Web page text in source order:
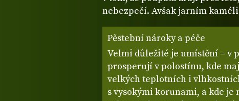
nebezpečí. Avšak jarním
Pěstební nároky a péče
Velmi důležité je umístění – v
prosperují v polostínu, kde
velkých teplotních i
s vysokými korunami, a kde